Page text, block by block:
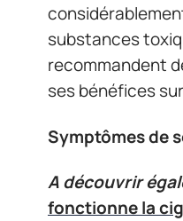
substances
recommandent
ses bénéfices
Symptômes de
A découvrir
fonctionne la